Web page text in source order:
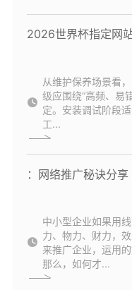
2026世界杯指定网
从维护保养场景看
级应围绕“高频、易
定。安装调试阶段
工...
：网络推广秘诀分
中小型企业如果用
力、物力、财力，
来推广企业，运用
那么，如何才...